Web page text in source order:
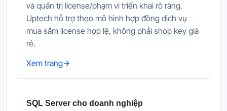
và quản trị license/phạm vi triển khai rõ ràng.
Uptech hỗ trợ theo mô hình hợp đồng dịch vụ
mua sắm license hợp lệ, không phải shop key giá
rẻ.
Xem trang
SQL Server cho doanh nghiệp